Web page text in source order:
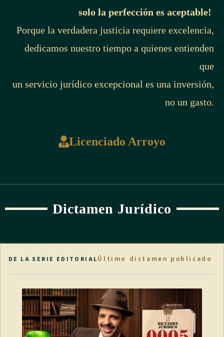
solo la perfección es aceptable!
Porque la verdadera justicia requiere excelencia,
dedicamos nuestro tiempo a quienes entienden
que
un servicio jurídico excepcional es una inversión,
no un gasto.
Licenciado Arroyo
Dictamen Jurídico
DE LA SERIE EDITORIALÚltimo dictamen publicado